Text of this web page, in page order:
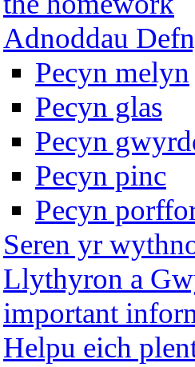
Adnoddau
Pecyn melyn
Pecyn glas
Pecyn
Pecyn pinc
Pecyn
Seren yr
Llythyron a
important
Helpu eich